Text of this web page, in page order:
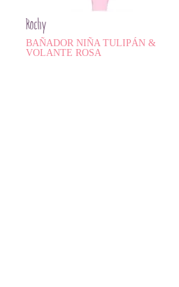
Rochy
BAÑADOR NIÑA TULIPÁN &
VOLANTE ROSA